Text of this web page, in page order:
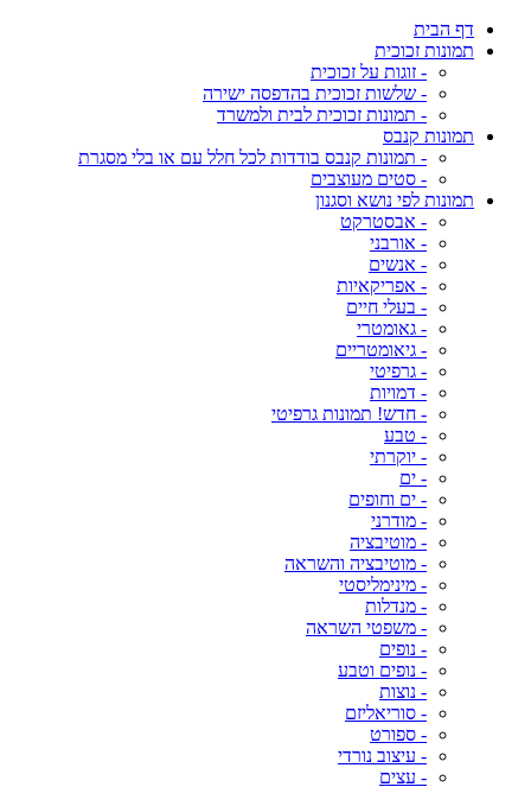
דף הבית
תמונות זכוכית
- זוגות על זכוכית
- שלשות זכוכית בהדפסה ישירה
- תמונות זכוכית לבית ולמשרד
תמונות קנבס
- תמונות קנבס בודדות לכל חלל עם או בלי מסגרת
- סטים מעוצבים
תמונות לפי נושא וסגנון
- אבסטרקט
- אורבני
- אנשים
- אפריקאיות
- בעלי חיים
- גאומטרי
- גיאומטריים
- גרפיטי
- דמויות
- חדש! תמונות גרפיטי
- טבע
- יוקרתי
- ים
- ים וחופים
- מודרני
- מוטיבציה
- מוטיבציה והשראה
- מינימליסטי
- מנדלות
- משפטי השראה
- נופים
- נופים וטבע
- נוצות
- סוריאליזם
- ספורט
- עיצוב נורדי
- עצים